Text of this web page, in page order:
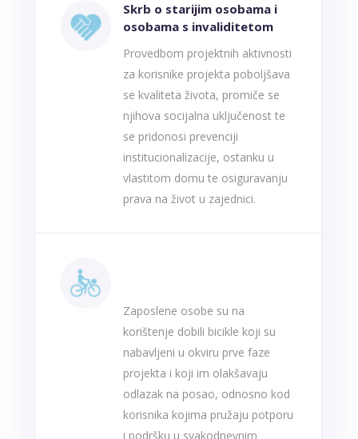
Skrb o starijim osobama i
osobama s invaliditetom
Provedbom projektnih aktivnosti
za korisnike projekta poboljšava
se kvaliteta života, promiče se
njihova socijalna uključenost te
se pridonosi prevenciji
institucionalizacije, ostanku u
vlastitom domu te osiguravanju
prava na život u zajednici.
Zaposlene osobe su na
korištenje dobili bicikle koji su
nabavljeni u okviru prve faze
projekta i koji im olakšavaju
odlazak na posao, odnosno kod
korisnika kojima pružaju potporu
i podršku u svakodnevnim